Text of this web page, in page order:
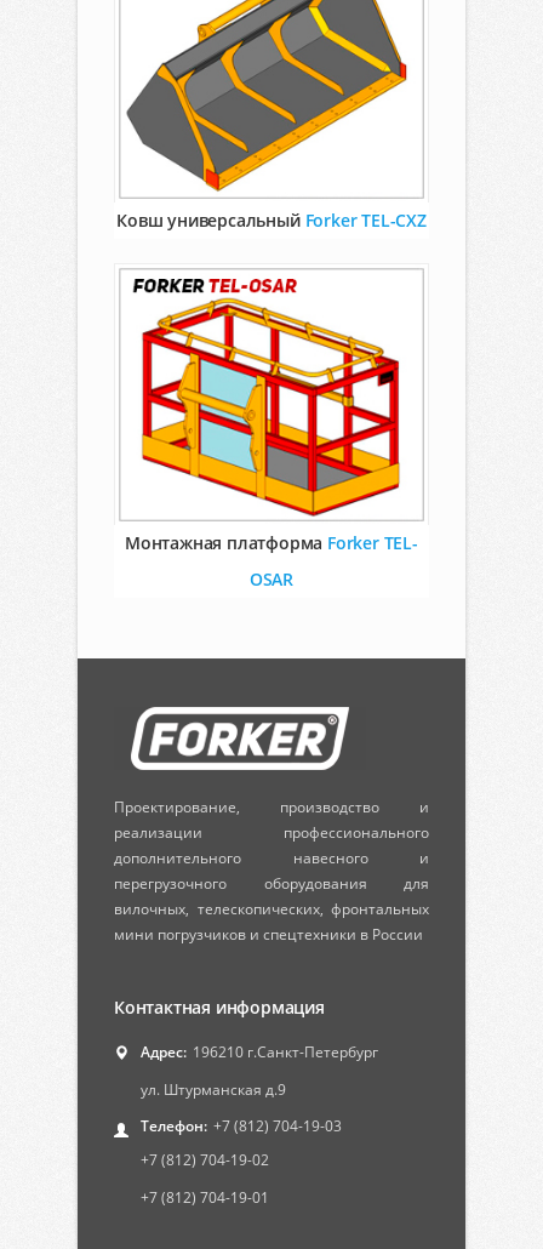
Ковш универсальный Forker TEL-CXZ
Монтажная платформа Forker TEL-
OSAR
Проектирование, производство и
реализации профессионального
дополнительного навесного и
перегрузочного оборудования для
вилочных, телескопических, фронтальных
мини погрузчиков и спецтехники в России
Контактная информация
Адрес: 196210 г.Санкт-Петербург
ул. Штурманская д.9
Телефон: +7 (812) 704-19-03
+7 (812) 704-19-02
+7 (812) 704-19-01